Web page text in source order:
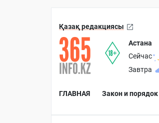
Қазақ редакциясы
Астана
Сейчас
Завтра
ГЛАВНАЯ Закон и порядок